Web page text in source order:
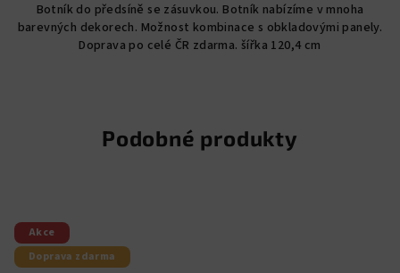
z
5
hvězdiček.
Botník do předsíně se zásuvkou. Botník nabízíme v mnoha
barevných dekorech. Možnost kombinace s obkladovými panely.
Doprava po celé ČR zdarma. šířka 120,4 cm
Podobné produkty
Akce
Doprava zdarma